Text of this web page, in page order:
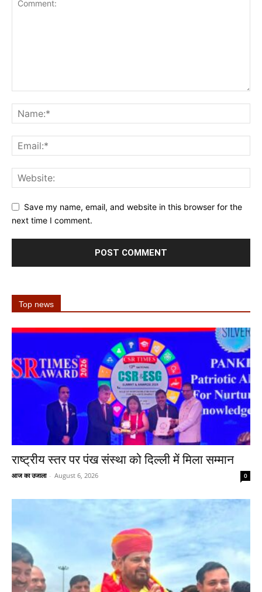
Save my name, email, and website in this browser for the
next time I comment.
Top news
राष्ट्रीय स्तर पर पंख संस्था को दिल्ली में मिला सम्मान
आज का उजाला - August 6, 2026 0